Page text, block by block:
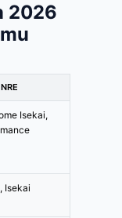
2026
Isekai,
Isekai